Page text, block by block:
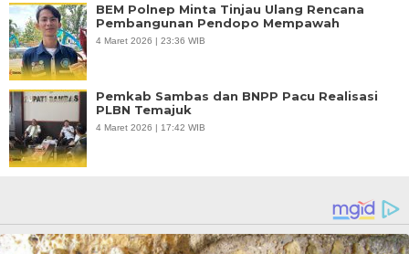
BEM Polnep Minta Tinjau Ulang Rencana
Pembangunan Pendopo Mempawah
4 Maret 2026 | 23:36 WIB
Pemkab Sambas dan BNPP Pacu Realisasi
PLBN Temajuk
4 Maret 2026 | 17:42 WIB